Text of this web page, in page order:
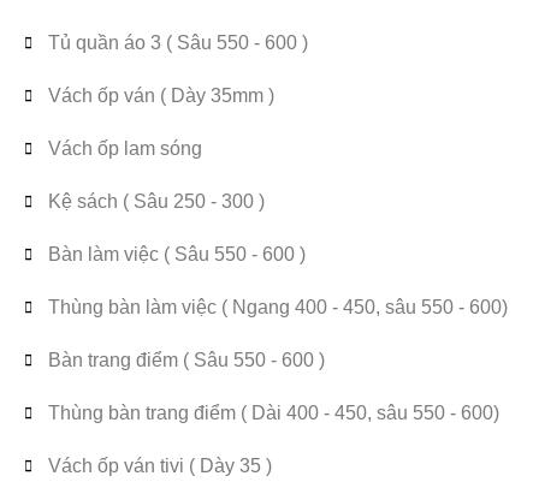
Tủ quần áo 3 ( Sâu 550 - 600 )
Vách ốp ván ( Dày 35mm )
Vách ốp lam sóng
Kệ sách ( Sâu 250 - 300 )
Bàn làm việc ( Sâu 550 - 600 )
Thùng bàn làm việc ( Ngang 400 - 450, sâu 550 - 600)
Bàn trang điểm ( Sâu 550 - 600 )
Thùng bàn trang điểm ( Dài 400 - 450, sâu 550 - 600)
Vách ốp ván tivi ( Dày 35 )